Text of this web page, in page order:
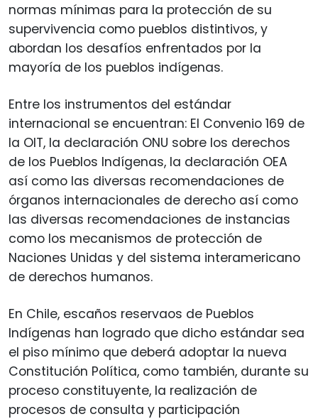
normas mínimas para la protección de su
supervivencia como pueblos distintivos, y
abordan los desafíos enfrentados por la
mayoría de los pueblos indígenas.
Entre los instrumentos del estándar
internacional se encuentran: El Convenio 169 de
la OIT, la declaración ONU sobre los derechos
de los Pueblos Indígenas, la declaración OEA
así como las diversas recomendaciones de
órganos internacionales de derecho así como
las diversas recomendaciones de instancias
como los mecanismos de protección de
Naciones Unidas y del sistema interamericano
de derechos humanos.
En Chile, escaños reservaos de Pueblos
Indígenas han logrado que dicho estándar sea
el piso mínimo que deberá adoptar la nueva
Constitución Política, como también, durante su
proceso constituyente, la realización de
procesos de consulta y participación